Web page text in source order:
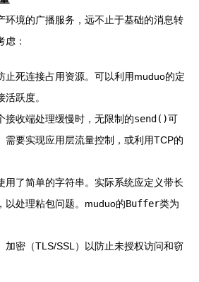
环境的广播服务，远不止于基础的消息转
虑：
止死连接占用资源。可以利用muduo的定
跃度。
接收端处理缓慢时，无限制的send()可
需要实现应用层流量控制，或利用TCP的
用了简单的字符串。实际系统应定义带长
以处理粘包问题。muduo的Buffer类为
加密（TLS/SSL）以防止未授权访问和窃